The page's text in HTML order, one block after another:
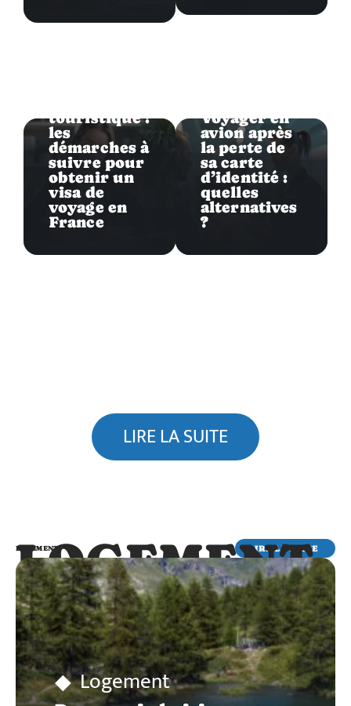
touristique :
les
démarches à
suivre pour
obtenir un
visa de
voyage en
France
Voyager en
avion après
la perte de
sa carte
d’identité :
quelles
alternatives
?
LIRE LA SUITE
LOGEMENT
LOGEMENT LIRE LA SUITE
Logement